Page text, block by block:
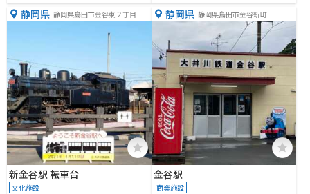
静岡県 静岡県島田市金谷東２丁目
新金谷駅 転車台
文化施設
静岡県 静岡県島田市金谷新町
金谷駅
商業施設